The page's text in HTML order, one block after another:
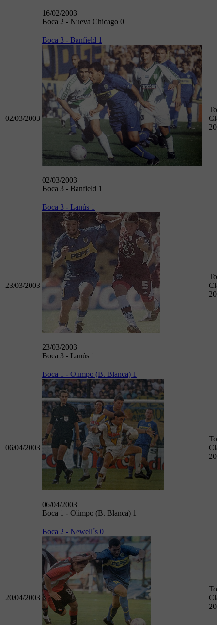
16/02/2003
Boca 2 - Nueva Chicago 0
02/03/2003
Boca 3 - Banfield 1
02/03/2003
Boca 3 - Banfield 1
23/03/2003
Boca 3 - Lanús 1
23/03/2003
Boca 3 - Lanús 1
06/04/2003
Boca 1 - Olimpo (B. Blanca) 1
06/04/2003
Boca 1 - Olimpo (B. Blanca) 1
20/04/2003
Boca 2 - Newell´s 0